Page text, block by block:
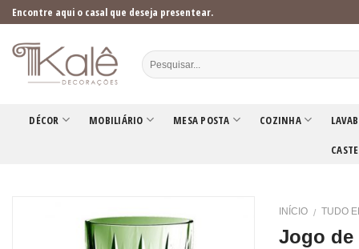
Skip
to
content
Encontre aqui o casal que deseja presentear.
DÉCOR MOBILIÁRIO MESA POSTA COZINHA
INÍCIO / TUDO
Jogo de